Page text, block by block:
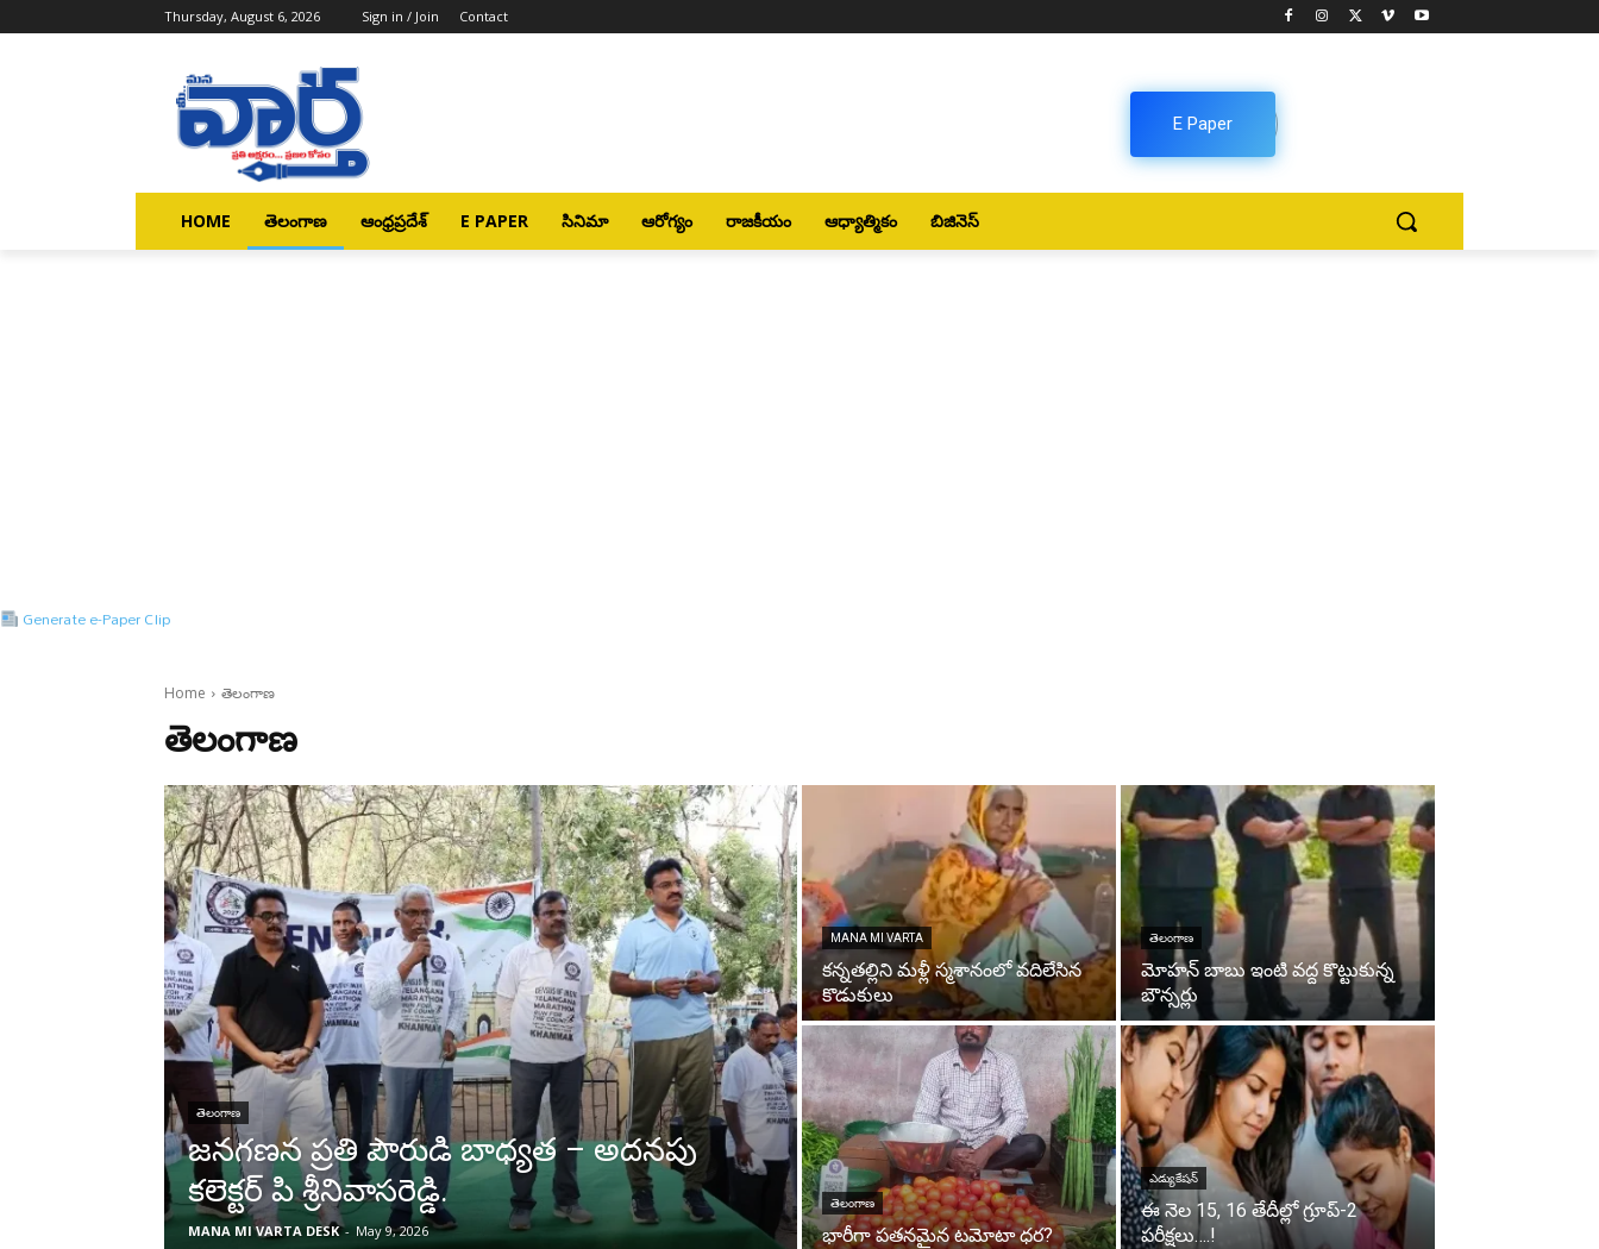
Thursday, August 6, 2026 Sign in / Join Contact
E Paper
HOME తెలంగాణ ఆంధ్రప్రదేశ్ E PAPER సినిమా ఆరోగ్యం రాజకీయం ఆధ్యాత్మికం బిజినెస్
Generate e-Paper Clip
Home తెలంగాణ
తెలంగాణ
తెలంగాణ
జనగణన ప్రతి పౌరుడి బాధ్యత – అదనపు
కలెక్టర్ పి శ్రీనివాసరెడ్డి.
MANA MI VARTA DESK - May 9, 2026
MANA MI VARTA
కన్నతల్లిని మళ్లీ స్మశానంలో వదిలేసిన
కొడుకులు
తెలంగాణ
మోహన్ బాబు ఇంటి వద్ద కొట్టుకున్న
బౌన్సర్లు
తెలంగాణ
భారీగా పతనమైన టమోటా ధర?
ఎడ్యుకేషన్
ఈ నెల 15, 16 తేదీల్లో గ్రూప్-2
పరీక్షలు….!